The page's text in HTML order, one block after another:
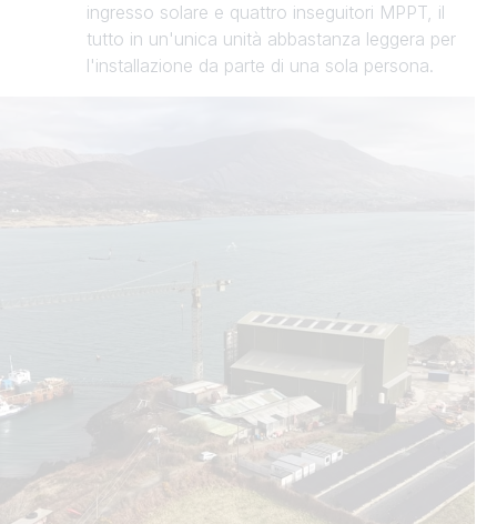
ingresso solare e quattro inseguitori MPPT, il
tutto in un'unica unità abbastanza leggera per
l'installazione da parte di una sola persona.